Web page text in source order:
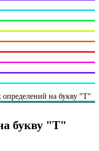
определений на букву "Т"
букву "Т"